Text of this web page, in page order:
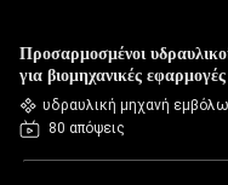
Προσαρμοσμένοι
για βιομηχανικές εφαρμογές
υδραυλική μηχανή
80 απόψεις